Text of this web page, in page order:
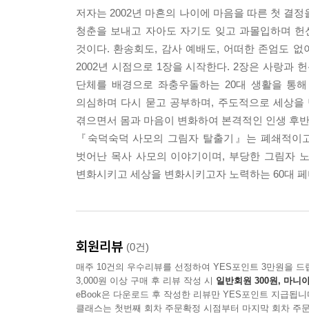
아하! 그래서 내가 아프구나
뻔뻔함이 우리를 치유하리라
4월엔 별과 함께 춤을
나? 포모인데 조모해
에필로그
- 소원을 말해 봐!
저자는 2002년 마흔의 나이에 마음을 따른 첫 결
청춘을 보내고 자아도 자기도 잊고 과몰입하며
것이다. 환송회도, 감사 예배도, 어떠한 존엄도
2002년 시점으로 1장을 시작한다. 2장은 사랑과
단체를 배경으로 좌충우돌하는 20대 생활을 통
의심하며 다시 묻고 공부하며, 주도적으로 세상
겪으면서 몸과 마음이 변화하여 본격적인 인생 후
『숙덕숙덕 사모의 그림자 탈출기』는 폐쇄적
벗어난 목사 사모의 이야기이며, 부당한 그림자
변화시키고 세상을 변화시키고자 노력하는 60대
회원리뷰 (0건)
매주 10건의 우수리뷰를 선정하여 YES포인트 3만원을 드
3,000원 이상 구매 후 리뷰 작성 시 일반회원 300원, 마니
eBook은 다운로드 후 작성한 리뷰만 YES포인트 지급됩니
클래스는 첫번째 회차 주문확정 시점부터 마지막 회차 주